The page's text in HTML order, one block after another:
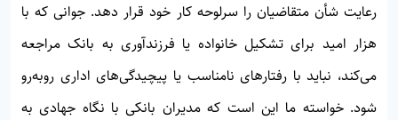
رعایت شأن متقاضیان را سرلوحه کار خود قرار دهد. جوانی که با
هزار امید برای تشکیل خانواده یا فرزندآوری به بانک مراجعه
می‌کند، نباید با رفتارهای نامناسب یا پیچیدگی‌های اداری روبه‌رو
شود. خواسته ما این است که مدیران بانکی با نگاه جهادی به